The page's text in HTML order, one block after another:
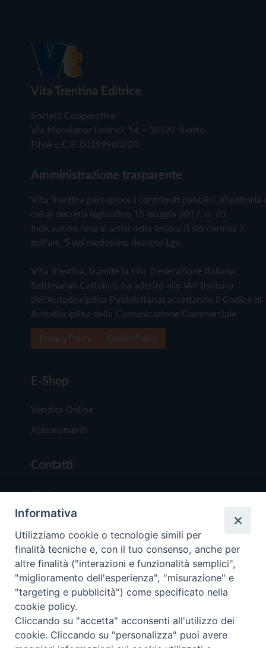
Vita Trentina Editrice
Società Cooperativa
Via Monsignor Endrici, 14 – 38122 Trento
P.IVA e C.F. 00199960220
Amministrazione trasparente
Vita Trentina percepisce i contributi pubblici all'editoria
cui al decreto legislativo 15 maggio 2017, n. 70.
Indicazione resa ai sensi della lettera f) del comma 2
dell'art. 5 del medesimo decreto Lgs.
Vita Trentina, tramite la Fisc (Federazione Italiana
Settimanali Cattolici), ha aderito allo IAP (Istituto
dell'Autodisciplina Pubblicitaria) accettando il Codice di
Autodisciplina della Comunicazione Commerciale
E-Shop
Vendita Online
Abbonamenti
Contatti
Chi Siamo
Redazione
Scrivici
Copyright © 2019 - Tutti i diritti riservati - Vita
Trentina Editrice
Informativa
Utilizziamo cookie o tecnologie simili per
finalità tecniche e, con il tuo consenso, anche per
altre finalità ("interazioni e funzionalità semplici",
"miglioramento dell'esperienza", "misurazione" e
"targeting e pubblicità") come specificato nella
cookie policy.
Cliccando su "accetta" acconsenti all'utilizzo dei
cookie. Cliccando su "personalizza" puoi avere